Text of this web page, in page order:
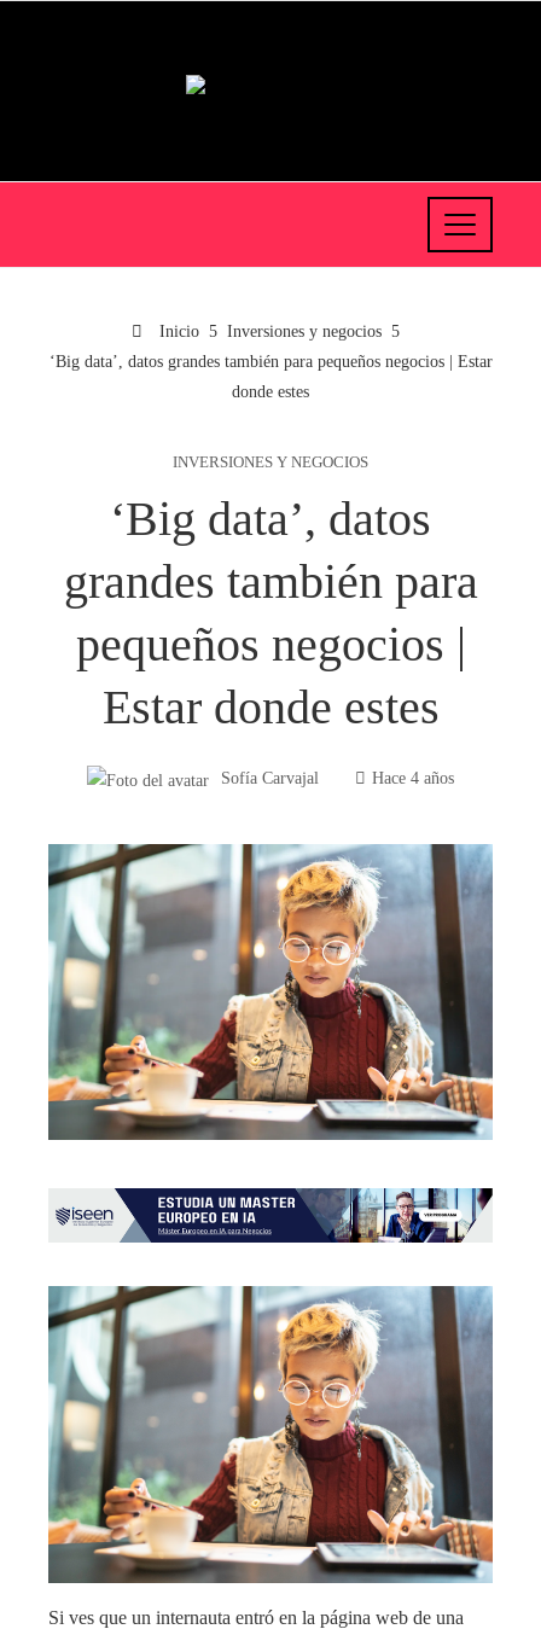
Inicio
Inversiones y negocios
‘Big data’, datos grandes también para pequeños negocios | Estar
donde estes
INVERSIONES Y NEGOCIOS
‘Big data’, datos
grandes también para
pequeños negocios |
Estar donde estes
Sofía Carvajal Hace 4 años
Si ves que un internauta entró en la página web de una